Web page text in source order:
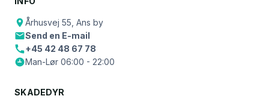
Århusvej 55, Ans by
Send en E-mail
+45 42 48 67 78
Man-Lør 06:00 - 22:00
SKADEDYR